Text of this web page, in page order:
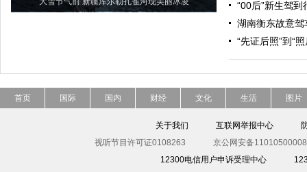
“00后”新生驾到
湖南衡东故意
“先证后照”到“
首页 国际 国内 财经 文化 生活 图片
关于我们 互联网举报中心
视听节目许可证0108263
京公网安备
12300电信用户申诉受理中心